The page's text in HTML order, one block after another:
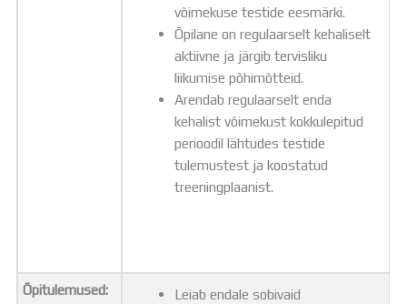
võimekuse testide eesmärki.
Õpilane on regulaarselt kehaliselt
aktiivne ja järgib tervisliku
liikumise põhimõtteid.
Arendab regulaarselt enda
kehalist võimekust kokkulepitud
perioodil lähtudes testide
tulemustest ja koostatud
treeningplaanist.
Õpitulemused:
Leiab endale sobivaid